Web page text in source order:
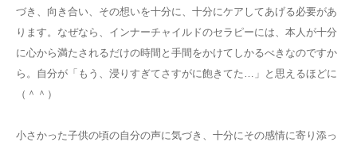
づき、向き合い、その想いを十分に、十分にケアしてあげる必要があ
ります。なぜなら、インナーチャイルドのセラピーには、本人が十分
に心から満たされるだけの時間と手間をかけてしかるべきなのですか
ら。自分が「もう、浸りすぎてさすがに飽きてた…」と思えるほどに
（＾＾）
小さかった子供の頃の自分の声に気づき、十分にその感情に寄り添っ